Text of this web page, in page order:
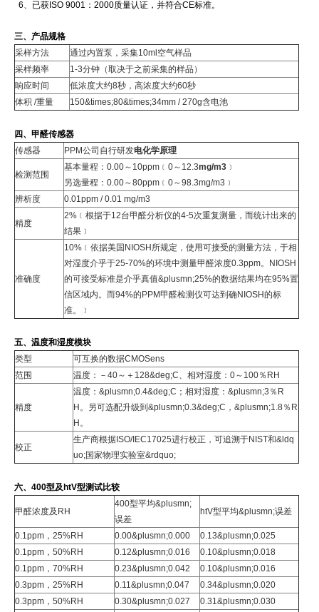
6、已获ISO 9001：2000质量认证，并符合CE标准。
三、产品规格
采样方法
通过内置泵，采集10ml空气样品
采样频率
1-3分钟（取决于之前采集的样品）
响应时间
低浓度大约8秒，高浓度大约60秒
体积 /重量
150&times;80&times;34mm / 270g含电池
四、甲醛传感器
传感器
PPM公司自行研发电化学原理
检测范围
基本量程：0.00～10ppm﹝0～12.3mg/m3 ﹞
另选量程：0.00～80ppm﹝0～98.3mg/m3﹞
辨析度
0.01ppm / 0.01 mg/m3
精度
2%﹝根据于12台甲醛分析仪的4-5次重复测量，而统计出来的
结果﹞
准确度
10%﹝依据美国NIOSH所规定，使用可接受的测量方法，于相
对湿度介乎于25-70%的环境中测量甲醛浓度0.3ppm。NIOSH
的可接受标准是介乎真值&plusmn;25%的数据结果均在95%置
信区域内。而94%的PPM甲醛检测仪可达到确NIOSH的标
准。﹞
五、温度和湿度模块
类型
可互换的数据CMOSens
范围
温度：－40～＋128&deg;C、相对湿度：0～100％RH
精度
温度：&plusmn;0.4&deg;C；相对湿度：&plusmn;3％R
H。另可选配升级到&plusmn;0.3&deg;C，&plusmn;1.8％R
H。
校正
生产商根据ISO/IEC17025进行校正，可追溯于NIST和&ldq
uo;国家物理实验室&rdquo;
六、400型及htV型测试比较
甲醛浓度及RH
400型平均&plusmn;
误差
htV型平均&plusmn;误差
0.1ppm，25%RH 0.00&plusmn;0.000
0.13&plusmn;0.025
0.1ppm，50%RH
0.12&plusmn;0.016
0.10&plusmn;0.018
0.1ppm，70%RH
0.23&plusmn;0.042
0.10&plusmn;0.016
0.3ppm，25%RH
0.11&plusmn;0.047
0.34&plusmn;0.020
0.3ppm，50%RH
0.30&plusmn;0.027
0.31&plusmn;0.030